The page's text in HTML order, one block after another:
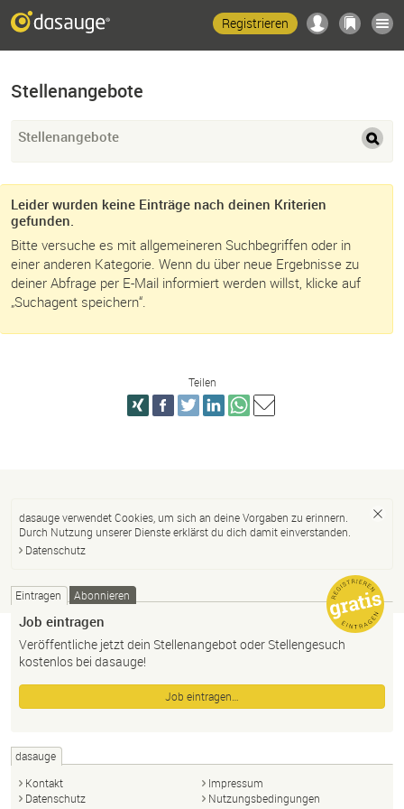
Registrieren
Stellenangebote
Stellenangebote
Leider wurden keine Einträge nach deinen Kriterien
gefunden.
Bitte versuche es mit allgemeineren Suchbegriffen oder in
einer anderen Kategorie. Wenn du über neue Ergebnisse zu
deiner Abfrage per E-Mail informiert werden willst, klicke auf
„Suchagent speichern“.
Teilen
dasauge verwendet Cookies, um sich an deine Vorgaben zu erinnern.
Durch Nutzung unserer Dienste erklärst du dich damit einverstanden.
Datenschutz
Eintragen Abonnieren
Job eintragen
Veröffentliche jetzt dein Stellenangebot oder Stellengesuch
kostenlos bei dasauge!
Job eintragen…
dasauge
Kontakt
Impressum
Datenschutz
Nutzungsbedingungen